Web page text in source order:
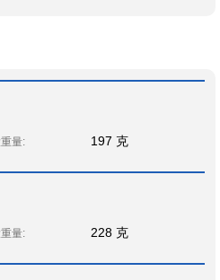
量: 197 克
量: 228 克